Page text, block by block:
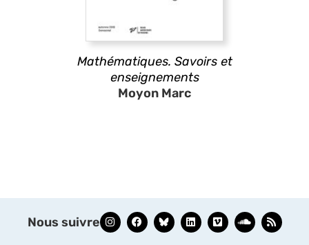
Mathématiques. Savoirs et
enseignements
Moyon Marc
Nous suivre